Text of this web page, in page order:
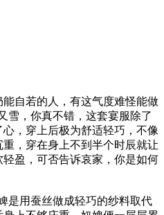
自若的人，有这气度难怪能做
雪，你真不错，这套宴服除了
，穿上后极为舒适轻巧，不像
，穿在身上不到半个时辰就让
盈，可否告诉哀家，你是如何
用蚕丝做成轻巧的纱料取代